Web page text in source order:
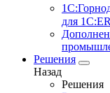
для
Решения
Назад
Решения